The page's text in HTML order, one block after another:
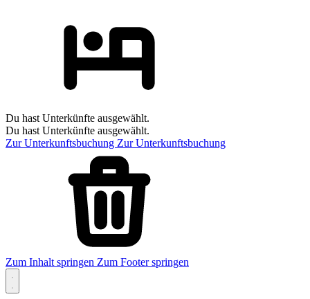
Du hast Unterkünfte ausgewählt.
Du hast Unterkünfte ausgewählt.
Zur Unterkunftsbuchung Zur Unterkunftsbuchung
Zum Inhalt springen Zum Footer springen